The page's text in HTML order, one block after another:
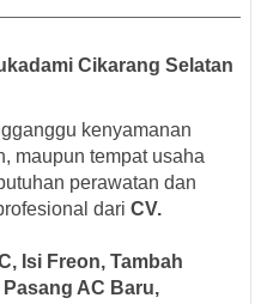
Cikarang Selatan
kenyamanan
maupun tempat usaha
perawatan dan
dari CV.
Isi Freon, Tambah
AC Baru,